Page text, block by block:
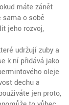
máte zánět
sama o sobě
jeho rozvoj,
udržují zuby a
k ní přidává jako
oleje
dechu a
jen proto,